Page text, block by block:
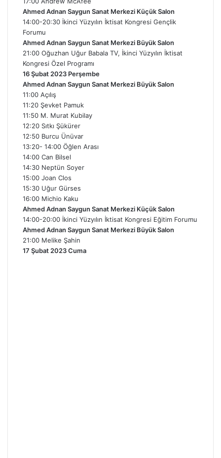
Ahmed Adnan Saygun Sanat Merkezi Küçük Salon
14:00-20:30 İkinci Yüzyılın İktisat Kongresi Gençlik
Forumu
Ahmed Adnan Saygun Sanat Merkezi Büyük Salon
21:00 Oğuzhan Uğur Babala TV, İkinci Yüzyılın İktisat
Kongresi Özel Programı
16 Şubat 2023 Perşembe
Ahmed Adnan Saygun Sanat Merkezi Büyük Salon
11:00 Açılış
11:20 Şevket Pamuk
11:50 M. Murat Kubilay
12:20 Sıtkı Şükürer
12:50 Burcu Ünüvar
13:20- 14:00 Öğlen Arası
14:00 Can Bilsel
14:30 Neptün Soyer
15:00 Joan Clos
15:30 Uğur Gürses
16:00 Michio Kaku
Ahmed Adnan Saygun Sanat Merkezi Küçük Salon
14:00-20:00 İkinci Yüzyılın İktisat Kongresi Eğitim Forumu
Ahmed Adnan Saygun Sanat Merkezi Büyük Salon
21:00 Melike Şahin
17 Şubat 2023 Cuma